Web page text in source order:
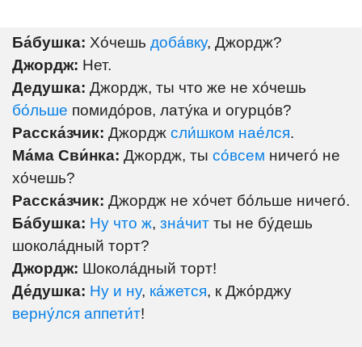
Ба́бушка: Хо́чешь доба́вку, Джордж?
Джордж: Нет.
Дедушка: Джордж, ты что же не хо́чешь
бо́льше помидо́ров, лату́ка и огурцо́в?
Расска́зчик: Джордж сли́шком нае́лся.
Ма́ма Сви́нка: Джордж, ты со́всем ничего́ не
хо́чешь?
Расска́зчик: Джордж не хо́чет бо́льше ничего́.
Ба́бушка: Ну что ж, зна́чит ты не бу́дешь
шокола́дный торт?
Джордж: Шокола́дный торт!
Де́душка: Ну и ну, ка́жется, к Джо́рджу
верну́лся аппети́т!